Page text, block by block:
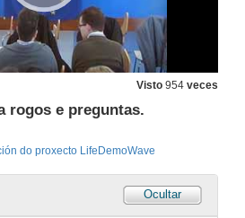
Visto 954 veces
rogos e preguntas.
do proxecto LifeDemoWave
Ocultar
9 de mar. de 2016
Visión xeral da predicción marítima
Conferencia